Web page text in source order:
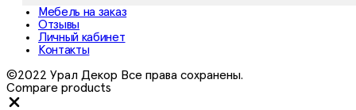
Мебель на заказ
Отзывы
Личный кабинет
Контакты
©2022 Урал Декор Все права сохранены.
Compare products